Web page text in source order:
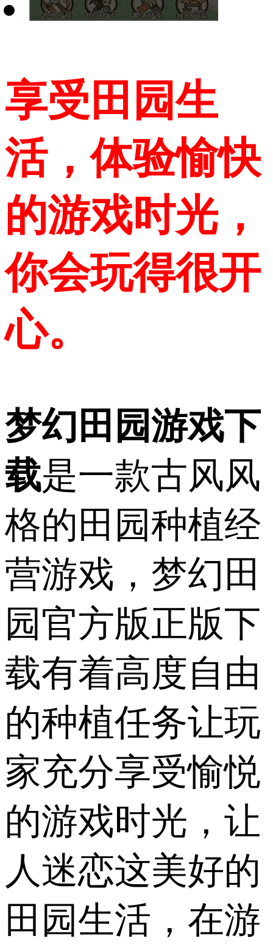
享受田园生
活，体验愉快
的游戏时光，
你会玩得很开
心。
梦幻田园游戏下
载是一款古风风
格的田园种植经
营游戏，梦幻田
园官方版正版下
载有着高度自由
的种植任务让玩
家充分享受愉悦
的游戏时光，让
人迷恋这美好的
田园生活，在游